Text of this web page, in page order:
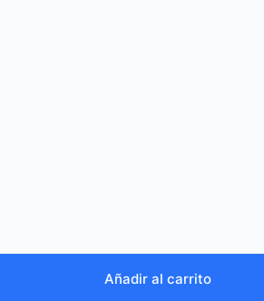
Añadir al carrito